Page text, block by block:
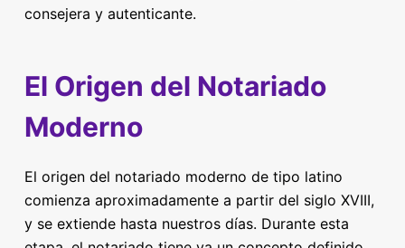
consejera y autenticante.
El Origen del Notariado
Moderno
El origen del notariado moderno de tipo latino
comienza aproximadamente a partir del siglo XVIII,
y se extiende hasta nuestros días. Durante esta